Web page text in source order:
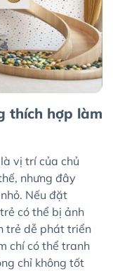
thích hợp làm
vị trí của chủ
nhưng đây
Nếu đặt
có thể bị ảnh
trẻ dễ phát triển
chí có thể tranh
chỉ không tốt